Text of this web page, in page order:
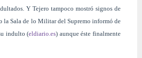
Y Tejero tampoco mostró signos de
la Sala de lo Militar del Supremo informó de
indulto (eldiario.es) aunque éste finalmente